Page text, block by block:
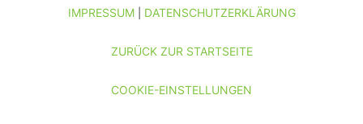
IMPRESSUM| DATENSCHUTZERKLÄRUNG
ZURÜCK ZUR STARTSEITE
COOKIE-EINSTELLUNGEN